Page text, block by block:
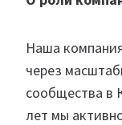
Наша
через
сообщества в
лет мы